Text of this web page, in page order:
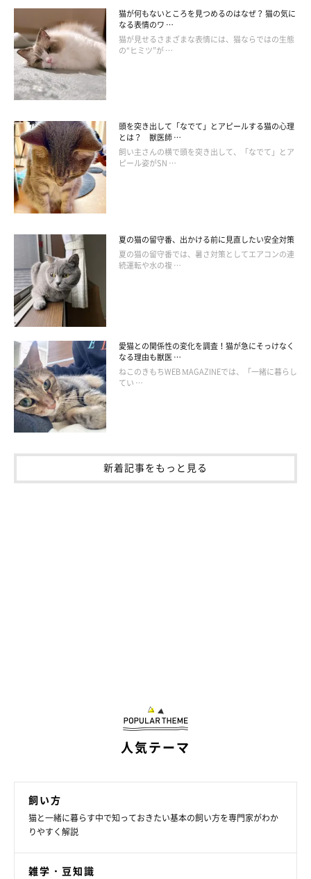
いざという時の預け先も今から確保を
社「#StayAnicom」プロジェクト
「新型コロナウイルスに感染して隔離施設で過ごすことになった
ビスで、アニコムが保有する施設の一部を開放し、猫を
かってくれます。アニコムの保険に加入していない方でも利用可
です。
持病がある猫も受け入れてくれて、投薬がなどにも細やかな対応
をしてくれるので安心です。
猫が何もないところを見つめるのはなぜ？ 猫の気に
なる表情のワ …
猫が見せるさまざまな表情には、猫ならではの生態
の“ヒミツ”が …
頭を突き出して「なでて」とアピールする猫の心理
とは？ 獣医師 …
飼い主さんの横で頭を突き出して、「なでて」とア
ピール姿がSN …
夏の猫の留守番、出かける前に見直したい安全対策
夏の猫の留守番では、暑さ対策としてエアコンの連
続運転や水の複 …
愛猫との関係性の変化を調査！猫が急にそっけなく
なる理由も獣医 …
ねこのきもちWEB MAGAZINEでは、「一緒に暮らし
てい …
新着記事をもっと見る
人気テーマ
飼い方
猫と一緒に暮らす中で知っておきたい基本の飼い方を専門家がわか
りやすく解説
雑学・豆知識